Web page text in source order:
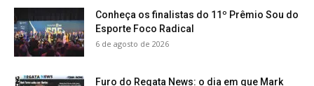
Conheça os finalistas do 11º Prêmio Sou do
Esporte Foco Radical
6 de agosto de 2026
Furo do Regata News: o dia em que Mark